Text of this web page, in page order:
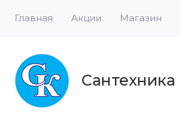
Главная Акции Магазин
Сантехника